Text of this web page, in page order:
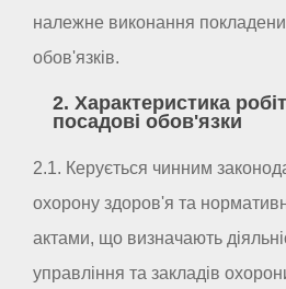
належне виконання
обов'язків.
2. Характеристика
посадові обов'язки
2.1. Керується чинним
охорону здоров'я та
актами, що визначають
управління та закладів